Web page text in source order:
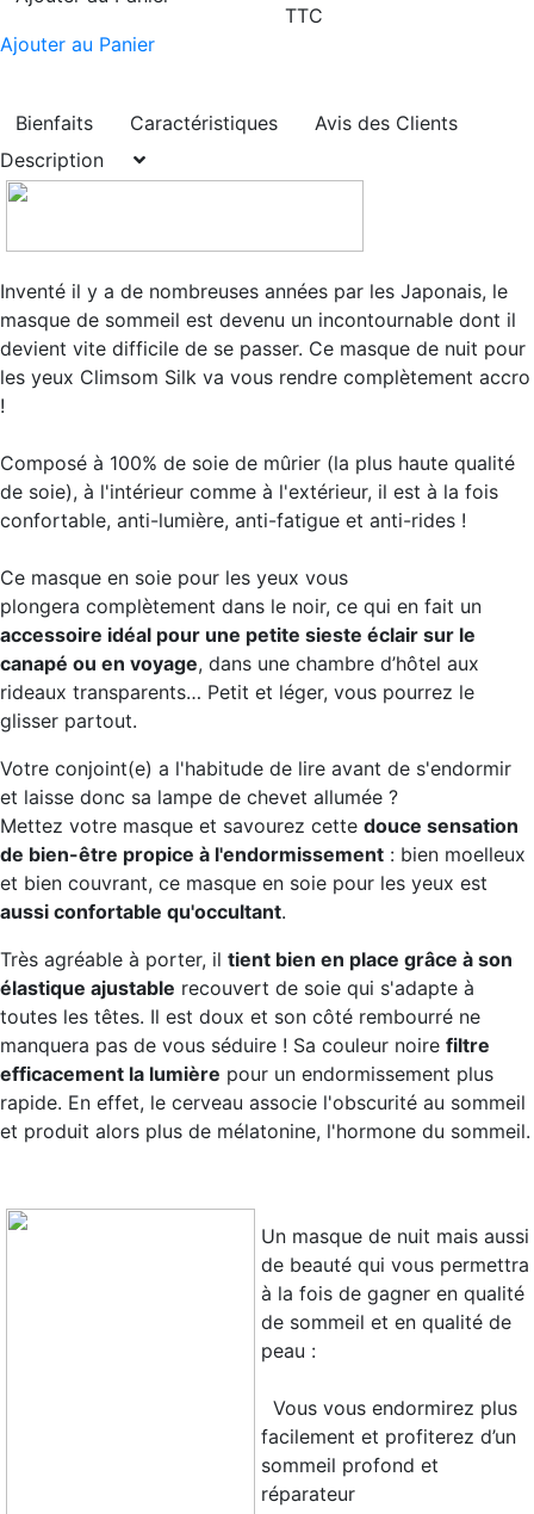
Ajouter au Panier
TTC
Bienfaits Caractéristiques
Avis des Clients
Description
Inventé il y a de nombreuses années par les Japonais, le
masque de sommeil est devenu un incontournable dont il
devient vite difficile de se passer. Ce masque de nuit pour
les yeux Climsom Silk va vous rendre complètement accro
!
Composé à 100% de soie de mûrier (la plus haute qualité
de soie), à l'intérieur comme à l'extérieur, il est à la fois
confortable, anti-lumière, anti-fatigue et anti-rides !
Ce masque en soie pour les yeux vous
plongera complètement dans le noir, ce qui en fait un
accessoire idéal pour une petite sieste éclair sur le
canapé ou en voyage, dans une chambre d’hôtel aux
rideaux transparents… Petit et léger, vous pourrez le
glisser partout.
Votre conjoint(e) a l'habitude de lire avant de s'endormir
et laisse donc sa lampe de chevet allumée ?
Mettez votre masque et savourez cette douce sensation
de bien-être propice à l'endormissement : bien moelleux
et bien couvrant, ce masque en soie pour les yeux est
aussi confortable qu'occultant.
Très agréable à porter, il tient bien en place grâce à son
élastique ajustable recouvert de soie qui s'adapte à
toutes les têtes. Il est doux et son côté rembourré ne
manquera pas de vous séduire ! Sa couleur noire filtre
efficacement la lumière pour un endormissement plus
rapide. En effet, le cerveau associe l'obscurité au sommeil
et produit alors plus de mélatonine, l'hormone du sommeil.
Un masque de nuit mais aussi
de beauté qui vous permettra
à la fois de gagner en qualité
de sommeil et en qualité de
peau :
Vous vous endormirez plus
facilement et profiterez d’un
sommeil profond et
réparateur